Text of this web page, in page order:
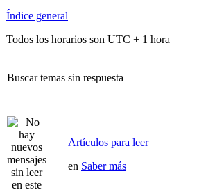
Índice general
Todos los horarios son UTC + 1 hora
Buscar temas sin respuesta
Artículos para leer
en Saber más